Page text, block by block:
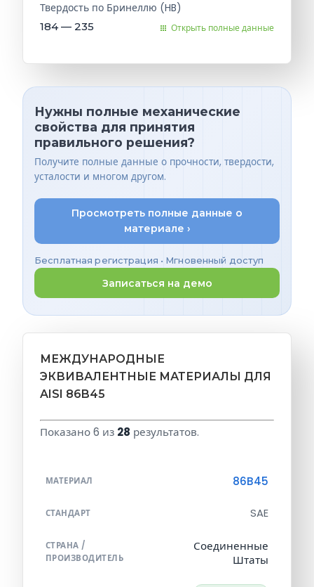
Твердость по Бринеллю (HB)
184 — 235 Открыть полные данные
Нужны полные механические
свойства для принятия
правильного решения?
Получите полные данные о прочности, твердости,
усталости и многом другом.
Просмотреть полные данные о
материале ›
Бесплатная регистрация • Мгновенный доступ
Записаться на демо
МЕЖДУНАРОДНЫЕ
ЭКВИВАЛЕНТНЫЕ МАТЕРИАЛЫ ДЛЯ
AISI 86B45
Показано 6 из 28 результатов.
МАТЕРИАЛ 86B45
СТАНДАРТ SAE
СТРАНА /
ПРОИЗВОДИТЕЛЬ
Соединенные
Штаты